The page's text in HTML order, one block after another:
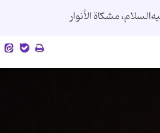
مشکاة الأنوار